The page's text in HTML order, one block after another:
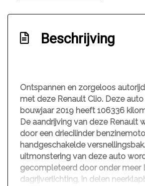
Led dagrijverlichting
Elektrische ramen voor
Hoofdsteunen anti-whiplash
Stuur verstelbaar
Stuurbekrachtiging
Beschrijving
Ontspannen en zorgeloos
met deze Renault Clio. Deze
bouwjaar 2019 heeft 106336
De aandrijving van deze Renault
door een driecilinder
handgeschakelde
uitmonstering van deze auto
gecompleteerd door onder meer
dagrijverlichting, in delen